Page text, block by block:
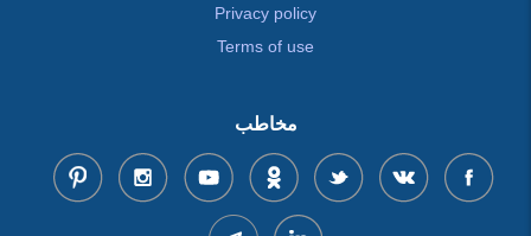
Privacy policy
Terms of use
مخاطب